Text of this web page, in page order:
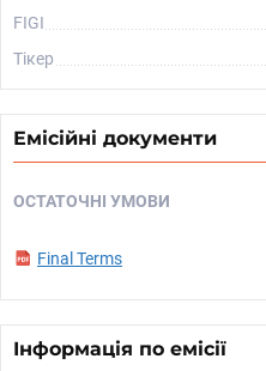
FIGI
Тікер
Емісійні документи
ОСТАТОЧНІ УМОВИ
Final Terms
Інформація по емісії